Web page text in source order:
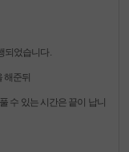
되었습니다.
해준뒤
수 있는 시간은 끝이 납니